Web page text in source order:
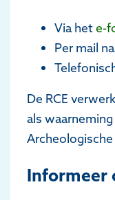
Via hete-
Per mail
De RCE
als
Informeer